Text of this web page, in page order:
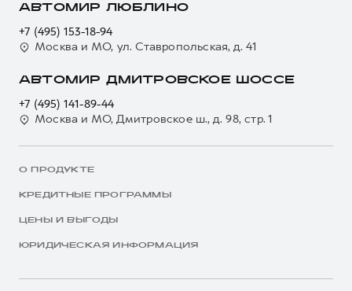
АВТОМИР ЛЮБЛИНО
+7 (495) 153-18-94
Москва и МО, ул. Ставропольская, д. 41
АВТОМИР ДМИТРОВСКОЕ ШОССЕ
+7 (495) 141-89-44
Москва и МО, Дмитровское ш., д. 98, стр. 1
О ПРОДУКТЕ
КРЕДИТНЫЕ ПРОГРАММЫ
ЦЕНЫ И ВЫГОДЫ
ЮРИДИЧЕСКАЯ ИНФОРМАЦИЯ